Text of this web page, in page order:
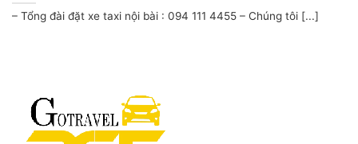
– Tổng đài đặt xe taxi nội bài : 094 111 4455 – Chúng tôi [...]